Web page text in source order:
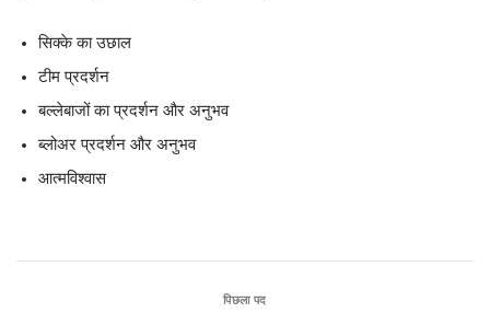
सिक्के का उछाल
टीम प्रदर्शन
बल्लेबाजों का प्रदर्शन और अनुभव
ब्लोअर प्रदर्शन और अनुभव
आत्मविश्वास
पिछला पद